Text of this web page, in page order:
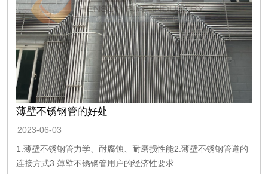
薄壁不锈钢管的好处
2023-06-03
1.薄壁不锈钢管力学、耐腐蚀、耐磨损性能2.薄壁不锈钢管道的
连接方式3.薄壁不锈钢管用户的经济性要求